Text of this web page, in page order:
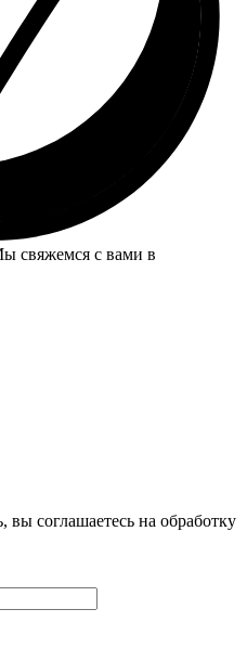
свяжемся с вами в
соглашаетесь на обработку